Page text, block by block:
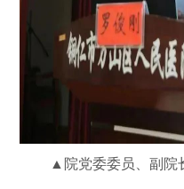
▲院党委委员、副院